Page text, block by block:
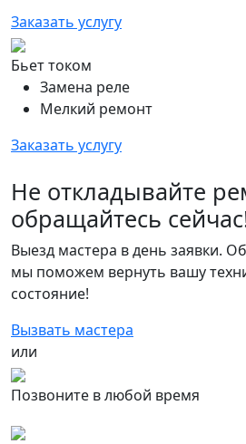
Заказать услугу
Бьет током
Замена реле
Мелкий ремонт
Заказать услугу
Не откладывайте
обращайтесь
Выезд мастера в день заявки.
мы поможем вернуть вашу
состояние!
Вызвать мастера
или
Позвоните в любой время